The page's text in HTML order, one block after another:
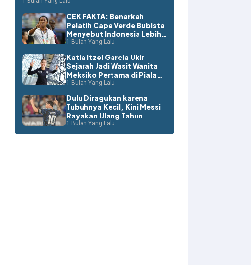
CEK FAKTA: Benarkah
Pelatih Cape Verde Bubista
Menyebut Indonesia Lebih
Layak ke Piala Dunia?
1 Bulan Yang Lalu
Katia Itzel Garcia Ukir
Sejarah Jadi Wasit Wanita
Meksiko Pertama di Piala
Dunia
1 Bulan Yang Lalu
Dulu Diragukan karena
Tubuhnya Kecil, Kini Messi
Rayakan Ulang Tahun
dengan Rekor Dunia
1 Bulan Yang Lalu